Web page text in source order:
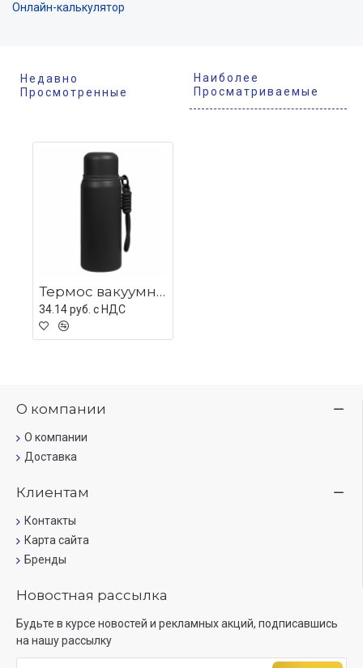
Онлайн-калькулятор
Недавно
Просмотренные
Наиболее
Просматриваемые
Термос вакуумный стальной La Vie с ремувкой двухстеночный 500 мл матовый в подарочной упаковке, черный
34.14 руб. c НДС
О компании
О компании
Доставка
Клиентам
Контакты
Карта сайта
Бренды
Новостная рассылка
Будьте в курсе новостей и рекламных акций, подписавшись
на нашу рассылку